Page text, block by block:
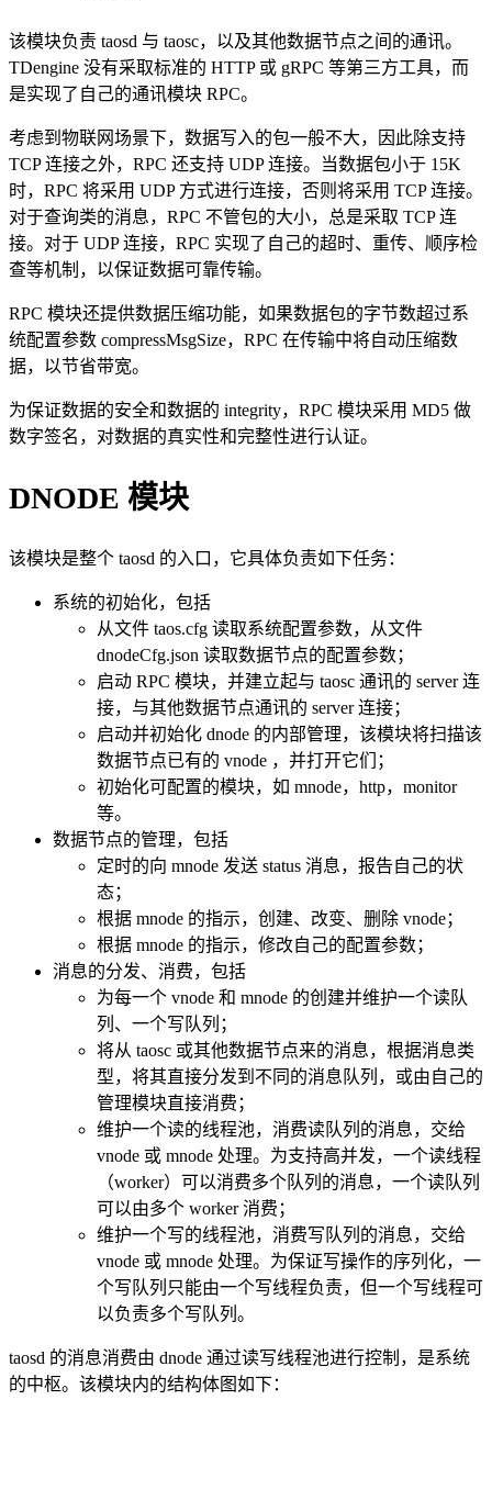
该模块负责 taosd 与 taosc，以及其他数据节点之间的通讯。
TDengine 没有采取标准的 HTTP 或 gRPC 等第三方工具，而
是实现了自己的通讯模块 RPC。
考虑到物联网场景下，数据写入的包一般不大，因此除支持
TCP 连接之外，RPC 还支持 UDP 连接。当数据包小于 15K
时，RPC 将采用 UDP 方式进行连接，否则将采用 TCP 连接。
对于查询类的消息，RPC 不管包的大小，总是采取 TCP 连
接。对于 UDP 连接，RPC 实现了自己的超时、重传、顺序检
查等机制，以保证数据可靠传输。
RPC 模块还提供数据压缩功能，如果数据包的字节数超过系
统配置参数 compressMsgSize，RPC 在传输中将自动压缩数
据，以节省带宽。
为保证数据的安全和数据的 integrity，RPC 模块采用 MD5 做
数字签名，对数据的真实性和完整性进行认证。
DNODE 模块
该模块是整个 taosd 的入口，它具体负责如下任务：
系统的初始化，包括
从文件 taos.cfg 读取系统配置参数，从文件
dnodeCfg.json 读取数据节点的配置参数；
启动 RPC 模块，并建立起与 taosc 通讯的 server 连
接，与其他数据节点通讯的 server 连接；
启动并初始化 dnode 的内部管理，该模块将扫描该
数据节点已有的 vnode ，并打开它们；
初始化可配置的模块，如 mnode，http，monitor
等。
数据节点的管理，包括
定时的向 mnode 发送 status 消息，报告自己的状
态；
根据 mnode 的指示，创建、改变、删除 vnode；
根据 mnode 的指示，修改自己的配置参数；
消息的分发、消费，包括
为每一个 vnode 和 mnode 的创建并维护一个读队
列、一个写队列；
将从 taosc 或其他数据节点来的消息，根据消息类
型，将其直接分发到不同的消息队列，或由自己的
管理模块直接消费；
维护一个读的线程池，消费读队列的消息，交给
vnode 或 mnode 处理。为支持高并发，一个读线程
（worker）可以消费多个队列的消息，一个读队列
可以由多个 worker 消费；
维护一个写的线程池，消费写队列的消息，交给
vnode 或 mnode 处理。为保证写操作的序列化，一
个写队列只能由一个写线程负责，但一个写线程可
以负责多个写队列。
taosd 的消息消费由 dnode 通过读写线程池进行控制，是系统
的中枢。该模块内的结构体图如下：